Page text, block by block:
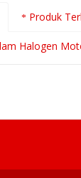
Produk
Halogen